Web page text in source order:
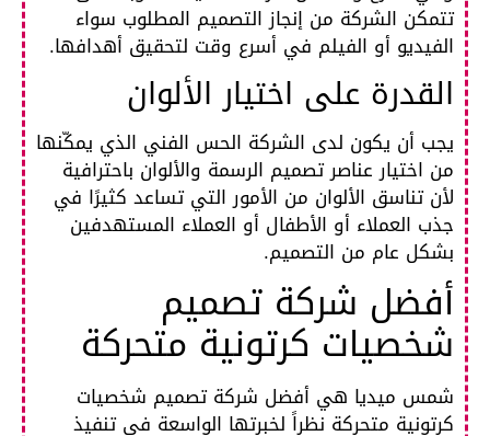
تتمكن الشركة من إنجاز التصميم المطلوب سواء
الفيديو أو الفيلم في أسرع وقت لتحقيق أهدافها.
القدرة على اختيار الألوان
يجب أن يكون لدى الشركة الحس الفني الذي يمكّنها
من اختيار عناصر تصميم الرسمة والألوان باحترافية
لأن تناسق الألوان من الأمور التي تساعد كثيرًا في
جذب العملاء أو الأطفال أو العملاء المستهدفين
بشكل عام من التصميم.
أفضل شركة تصميم
شخصيات كرتونية متحركة
شمس ميديا هي أفضل شركة تصميم شخصيات
كرتونية متحركة نظراً لخبرتها الواسعة في تنفيذ